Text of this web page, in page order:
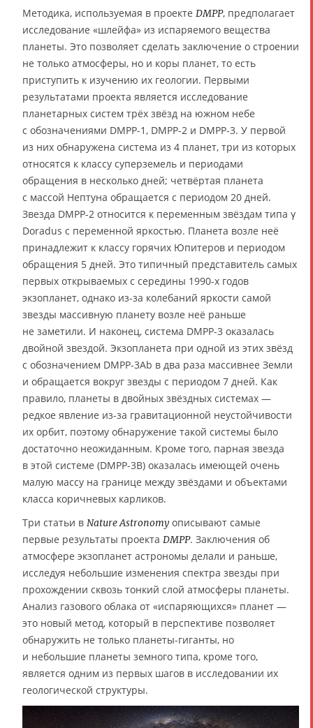
Методика, используемая в проекте DMPP, предполагает
исследование «шлейфа» из испаряемого вещества
планеты. Это позволяет сделать заключение о строении
не только атмосферы, но и коры планет, то есть
приступить к изучению их геологии. Первыми
результатами проекта является исследование
планетарных систем трёх звёзд на южном небе
с обозначениями DMPP-1, DMPP-2 и DMPP-3. У первой
из них обнаружена система из 4 планет, три из которых
относятся к классу суперземель и периодами
обращения в несколько дней; четвёртая планета
с массой Нептуна обращается с периодом 20 дней.
Звезда DMPP-2 относится к переменным звёздам типа γ
Doradus с переменной яркостью. Планета возле неё
принадлежит к классу горячих Юпитеров и периодом
обращения 5 дней. Это типичный представитель самых
первых открываемых с середины 1990-х годов
экзопланет, однако из-за колебаний яркости самой
звезды массивную планету возле неё раньше
не заметили. И наконец, система DMPP-3 оказалась
двойной звездой. Экзопланета при одной из этих звёзд
с обозначением DMPP-3Ab в два раза массивнее Земли
и обращается вокруг звезды с периодом 7 дней. Как
правило, планеты в двойных звёздных системах —
редкое явление из-за гравитационной неустойчивости
их орбит, поэтому обнаружение такой системы было
достаточно неожиданным. Кроме того, парная звезда
в этой системе (DMPP-3B) оказалась имеющей очень
малую массу на границе между звёздами и объектами
класса коричневых карликов.
Три статьи в Nature Astronomy описывают самые
первые результаты проекта DMPP. Заключения об
атмосфере экзопланет астрономы делали и раньше,
исследуя небольшие изменения спектра звезды при
прохождении сквозь тонкий слой атмосферы планеты.
Анализ газового облака от «испаряющихся» планет —
это новый метод, который в перспективе позволяет
обнаружить не только планеты-гиганты, но
и небольшие планеты земного типа, кроме того,
является одним из первых шагов в исследовании их
геологической структуры.